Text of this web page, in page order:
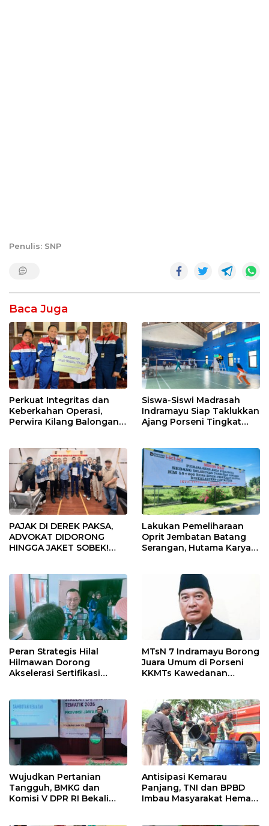
Penulis: SNP
Baca Juga
Perkuat Integritas dan
Keberkahan Operasi,
Perwira Kilang Balongan
Siswa-Siswi Madrasah
Indramayu Siap Taklukkan
Ajang Porseni Tingkat
PAJAK DI DEREK PAKSA,
ADVOKAT DIDORONG
HINGGA JAKET SOBEK!
Pekanbaru!
Lakukan Pemeliharaan
Oprit Jembatan Batang
Serangan, Hutama Karya
Peran Strategis Hilal
Hilmawan Dorong
Akselerasi Sertifikasi
Indramayu
MTsN 7 Indramayu Borong
Juara Umum di Porseni
KKMTs Kawedanan
Wujudkan Pertanian
Tangguh, BMKG dan
Komisi V DPR RI Bekali
Antisipasi Kemarau
Panjang, TNI dan BPBD
Imbau Masyarakat Hemat